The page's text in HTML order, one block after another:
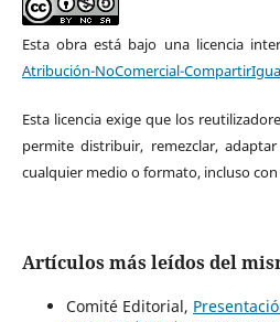
Esta obra está bajo una licencia
Atribución-NoComercial-
Esta licencia exige que los
permite distribuir, remezclar,
cualquier medio o formato, incluso con
Artículos más leídos del
Comité Editorial,